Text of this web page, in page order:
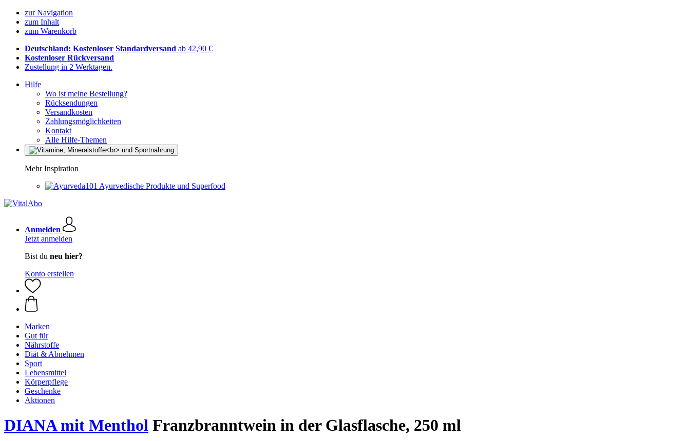
zur Navigation
zum Inhalt
zum Warenkorb
Deutschland: Kostenloser Standardversand ab 42,90 €
Kostenloser Rückversand
Zustellung in 2 Werktagen.
Hilfe
Wo ist meine Bestellung?
Rücksendungen
Versandkosten
Zahlungsmöglichkeiten
Kontakt
Alle Hilfe-Themen
Mehr Inspiration
Ayurvedische Produkte und Superfood
Anmelden
Jetzt anmelden
Bist du neu hier?
Konto erstellen
Marken
Gut für
Nährstoffe
Diät & Abnehmen
Sport
Lebensmittel
Körperpflege
Geschenke
Aktionen
DIANA mit Menthol Franzbranntwein in der Glasflasche, 250 ml